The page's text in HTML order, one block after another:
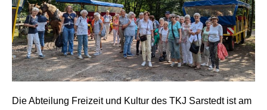
Die Abteilung Freizeit und Kultur des TKJ Sarstedt ist am